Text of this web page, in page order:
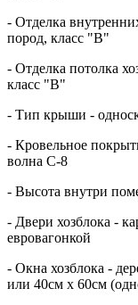
- Отделка
пород, класс "В"
- Отделка потолка
класс "В"
- Тип крыши -
- Кровельное
волна С-8
- Высота внутри
- Двери хозблока -
евровагонкой
- Окна хозблока -
или 40см х 60см